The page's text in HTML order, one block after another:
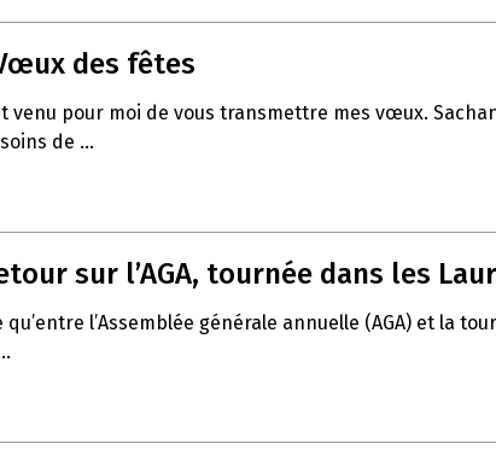
des fêtes
venu pour moi de vous transmettre mes vœux.
de ...
sur l’AGA, tournée dans les
l’Assemblée générale annuelle (AGA) et la